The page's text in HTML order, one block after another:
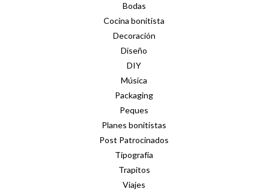
Bodas
Cocina bonitista
Decoración
Diseño
DIY
Música
Packaging
Peques
Planes bonitistas
Post Patrocinados
Tipografía
Trapitos
Viajes